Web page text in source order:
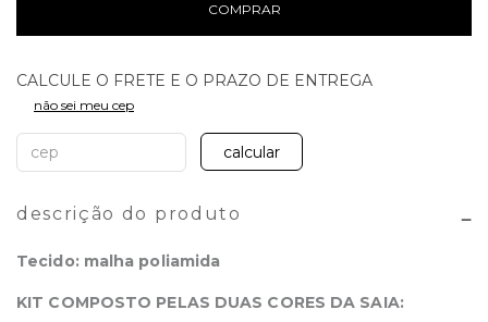
COMPRAR
não sei meu cep
calcular
descrição do produto
Tecido: malha poliamida
KIT COMPOSTO PELAS DUAS CORES DA SAIA: